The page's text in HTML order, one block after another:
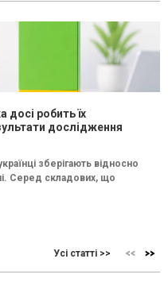
досі робить їх
дослідження
зберігають відносно
Серед складових, що
Усі статті >>